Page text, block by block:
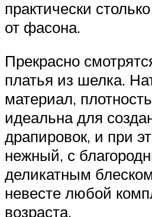
практически
от фасона.
Прекрасно
платья из шелка.
материал,
идеальна для
драпировок, и при
нежный, с
деликатным
невесте любой
возраста.